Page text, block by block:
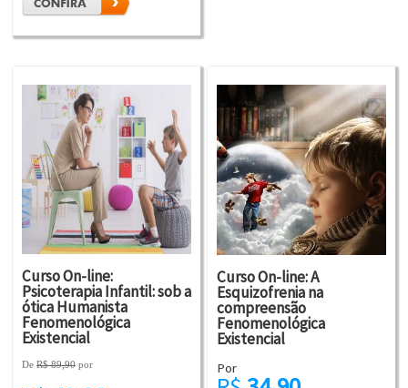
Curso On-line:
Psicoterapia Infantil: sob a
ótica Humanista
Fenomenológica
Existencial
De R$ 89,90 por
Curso On-line: A
Esquizofrenia na
compreensão
Fenomenológica
Existencial
Por